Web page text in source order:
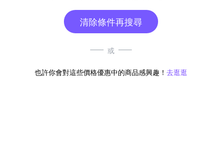
清除條件再搜尋
或
也許你會對這些價格優惠中的商品感興趣！ 去逛逛